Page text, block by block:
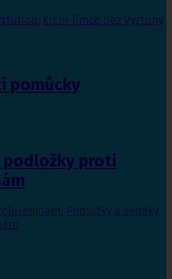
Krční límce bez výztuhy
pomůcky
podložky proti
, Podložky a sedáky